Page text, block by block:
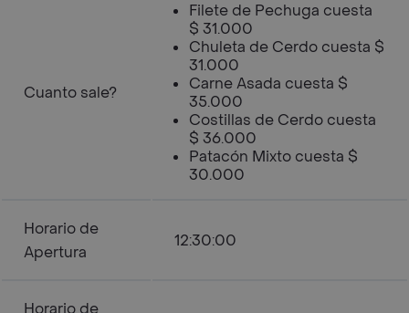
Cuanto sale?
Filete de Pechuga cuesta
$ 31.000
Chuleta de Cerdo cuesta $
31.000
Carne Asada cuesta $
35.000
Costillas de Cerdo cuesta
$ 36.000
Patacón Mixto cuesta $
30.000
Horario de
Apertura
12:30:00
Horario de